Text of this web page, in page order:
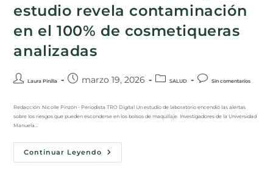
estudio revela contaminación
en el 100% de cosmetiqueras
analizadas
Laura Pinilla marzo 19, 2026 SALUD Sin comentarios
Redacción: Nicolle Pinzón - Periodista TRO Digital Un estudio de laboratorio encendió las alertas
sobre los riesgos que pueden esconderse en los bolsos de maquillaje. Investigadores de la Universidad
Manuela…
Continuar Leyendo